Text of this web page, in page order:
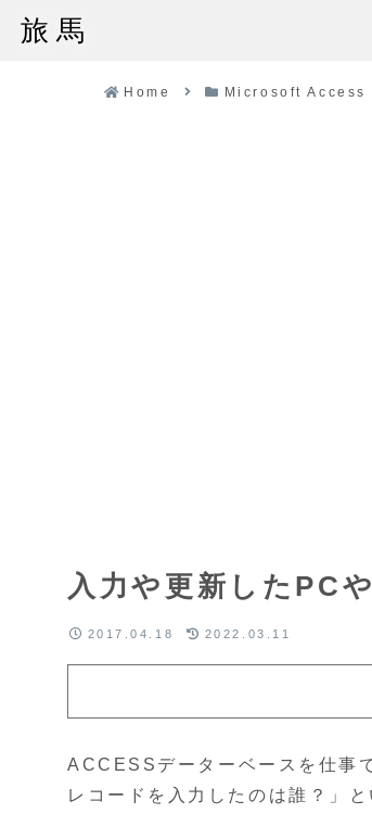
旅馬
Home Microsoft Access
入力や更新したPC
2017.04.18 2022.03.11
ACCESSデーターベースを仕事
レコードを入力したのは誰？」